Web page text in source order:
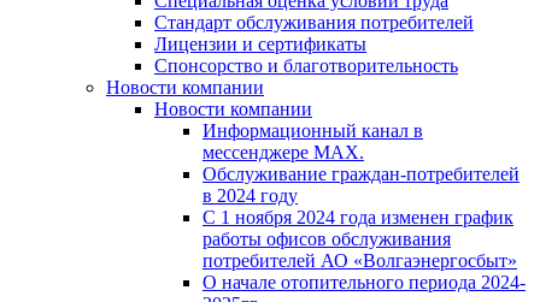
Стандарт обслуживания потребителей
Лицензии и сертификаты
Спонсорство и благотворительность
Новости компании
Новости компании
Информационный канал в
мессенджере MAX.
Обслуживание граждан-потребителей
в 2024 году
С 1 ноября 2024 года изменен график
работы офисов обслуживания
потребителей АО «Волгаэнергосбыт»
О начале отопительного периода 2024-